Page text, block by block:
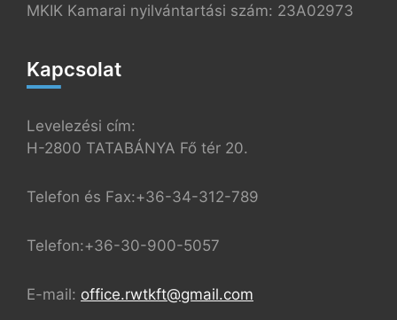
MKIK Kamarai nyilvántartási szám: 23A02973
Kapcsolat
Levelezési cím:
H-2800 TATABÁNYA Fő tér 20.
Telefon és Fax:+36-34-312-789
Telefon:+36-30-900-5057
E-mail: office.rwtkft@gmail.com